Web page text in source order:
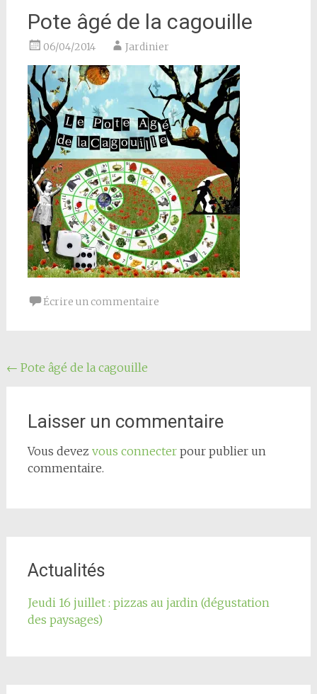
Pote âgé de la cagouille
06/04/2014 Jardinier
Écrire un commentaire
Navigation
l'article
← Pote âgé de la cagouille
Laisser un commentaire
Vous devez vous connecterpour publier un
commentaire.
Actualités
Jeudi 16 juillet : pizzas au jardin (dégustation
des paysages)